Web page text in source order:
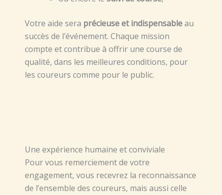
Votre aide sera précieuse et indispensableau
succès de l’événement. Chaque mission
compte et contribue à offrir une course de
qualité, dans les meilleures conditions, pour
les coureurs comme pour le public.
Une expérience humaine et conviviale
Pour vous remerciement de votre
engagement, vous recevrez la reconnaissance
de l’ensemble des coureurs, mais aussi celle